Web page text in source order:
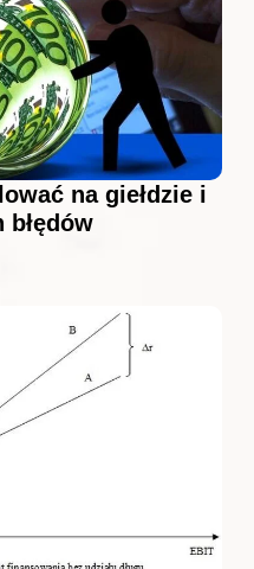
na giełdzie i
błędów